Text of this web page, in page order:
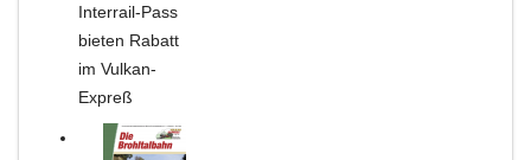
Interrail-Pass
bieten Rabatt
im Vulkan-
Expreß